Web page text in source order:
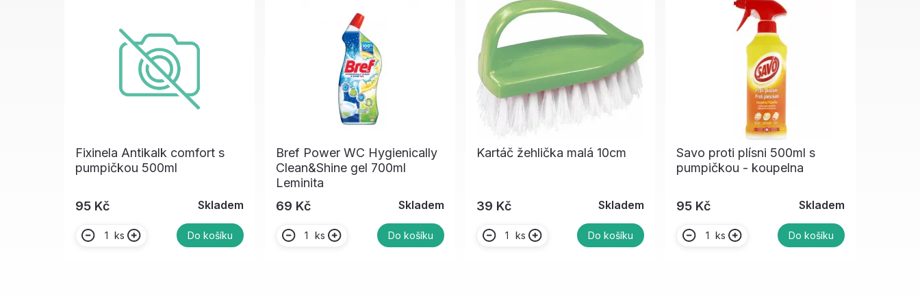
Fixinela Antikalk comfort s
pumpičkou 500ml
95 Kč Skladem
ks Do košíku
Bref Power WC Hygienically
Clean&Shine gel 700ml
Leminita
69 Kč
Skladem
ks Do košíku
Kartáč žehlička malá 10cm
39 Kč Skladem
ks Do košíku
Savo proti plísni 500ml s
pumpičkou - koupelna
95 Kč Skladem
ks Do košíku